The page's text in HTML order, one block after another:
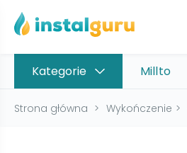
Kategorie Millto
Strona główna > Wykończenie >